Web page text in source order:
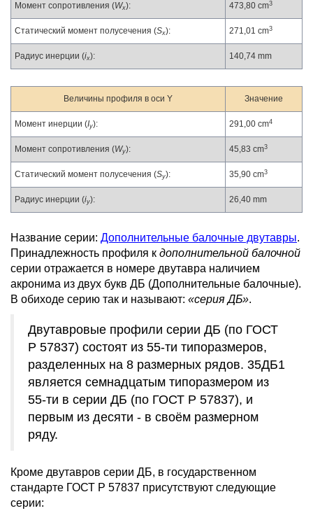
Момент сопротивления (Wx): 473,80 cm3
Статический момент полусечения (Sx): 271,01 cm3
Радиус инерции (ix): 140,74 mm
Величины профиля в оси Y Значение
Момент инерции (Iy): 291,00 cm4
Момент сопротивления (Wy): 45,83 cm3
Статический момент полусечения (Sy): 35,90 cm3
Радиус инерции (iy): 26,40 mm
Название серии: Дополнительные балочные двутавры.
Принадлежность профиля к дополнительной балочной
серии отражается в номере двутавра наличием
акронима из двух букв ДБ (Дополнительные балочные).
В обиходе серию так и называют: «серия ДБ».
Двутавровые профили серии ДБ (по ГОСТ
Р 57837) состоят из 55-ти типоразмеров,
разделенных на 8 размерных рядов. 35ДБ1
является семнадцатым типоразмером из
55-ти в серии ДБ (по ГОСТ Р 57837), и
первым из десяти - в своём размерном
ряду.
Кроме двутавров серии ДБ, в государственном
стандарте ГОСТ Р 57837 присутствуют следующие
серии: